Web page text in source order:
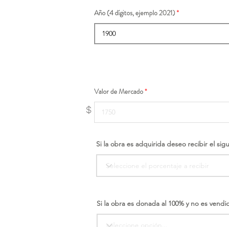
Año (4 dígitos, ejemplo 2021)
$
Valor de Mercado
Si la obra es adquirida deseo recibir el
Si la obra es donada al 100% y no es